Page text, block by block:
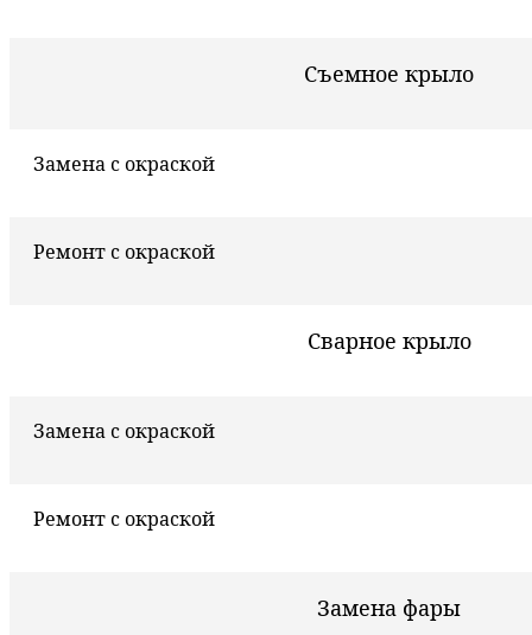
Съемное крыло
Замена с окраской
Ремонт с окраской
Сварное крыло
Замена с окраской
Ремонт с окраской
Замена фары